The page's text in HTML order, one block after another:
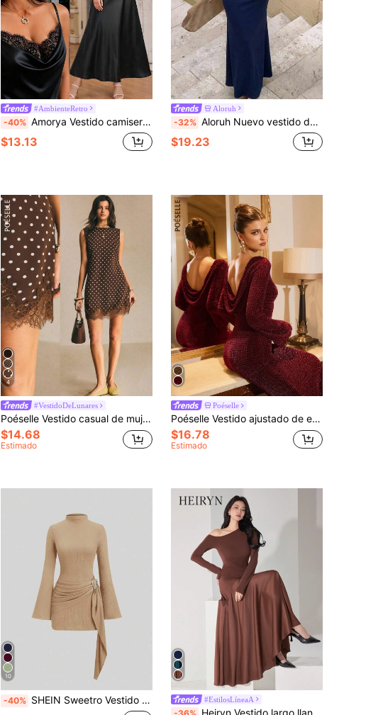
#AmbienteRetro
-40% Amorya Vestido camisero elegante de satén con cuello de encaje asimétrico, parches de encaje y ajuste ceñido, vestido de fiesta, vestido de cumpleaños, vestido de ocasión, vestido de verano, vestido multiocasión
$13.13
Aloruh
-32% Aloruh Nuevo vestido de cóctel elegante de fiesta, diseño asimétrico, decoración vintage azul marino peluda, cintura ceñida, vestido con bajo de cola de pez
$19.23
4
#VestidoDeLunares
Poéselle Vestido casual de mujer de mini longitud, cuello redondo y sin mangas con estampado de lunares
$14.68
Estimado
Poéselle
Poéselle Vestido ajustado de escote pronunciado para fiesta de moda de mujer
$16.78
Estimado
10
-40% SHEIN Sweetro Vestido ceñido al Body con mangas acampanadas y cintura entallada de estilo minimalista #EstilosLíneaA
Heiryn Vestido largo llano para mujer, casual y elegante para uso diario